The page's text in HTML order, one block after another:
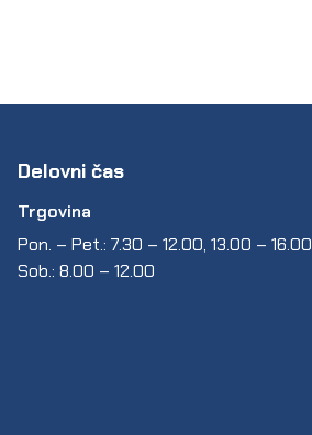
Delovni čas
Trgovina
Pon. – Pet.: 7.30 – 12.00, 13.00 – 16.00
Sob.: 8.00 – 12.00